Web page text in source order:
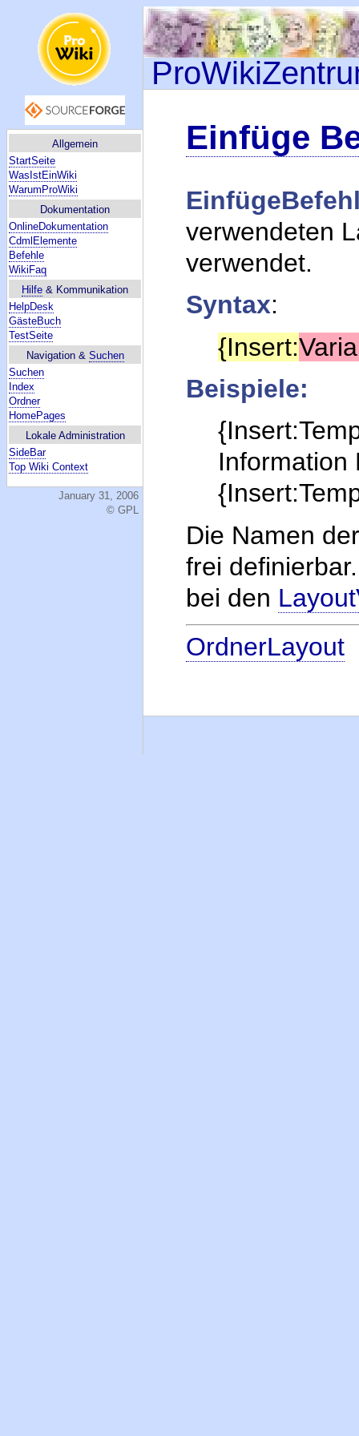
Allgemein
StartSeite
WasIstEinWiki
WarumProWiki
Dokumentation
OnlineDokumentation
CdmlElemente
Befehle
WikiFaq
Hilfe & Kommunikation
HelpDesk
GästeBuch
TestSeite
Navigation & Suchen
Suchen
Index
Ordner
HomePages
Lokale Administration
SideBar
Top Wiki Context
January 31, 2006
© GPL
Einfüge
verwendeten
verwendet.
Syntax:
{Insert:
Beispiele:
Information
Die Namen
frei
bei den
OrdnerLayout